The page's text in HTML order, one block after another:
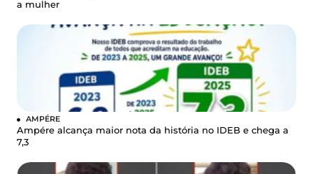
a mulher
AMPÉRE
Ampére alcança maior nota da história no IDEB e chega a
7,3